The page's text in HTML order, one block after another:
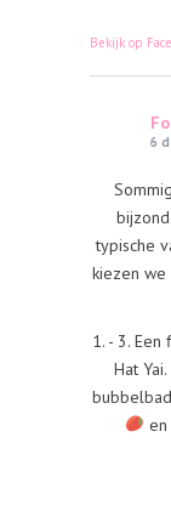
Bekijk op
6
typische
kiezen
1. - 3.
Hat